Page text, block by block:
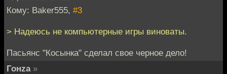
Кому: Baker555, #3
> Надеюсь не компьютерные игры виноваты.
Пасьянс "Косынка" сделал свое черное дело!
Гонzа »